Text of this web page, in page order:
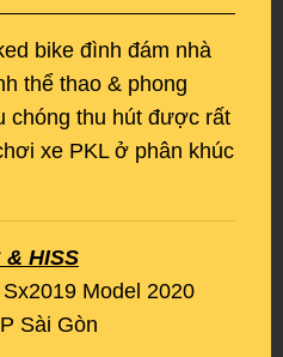
bike đình đám nhà
thể thao & phong
chóng thu hút được rất
xe PKL ở phân khúc
& HISS
Model 2020
Sài Gòn